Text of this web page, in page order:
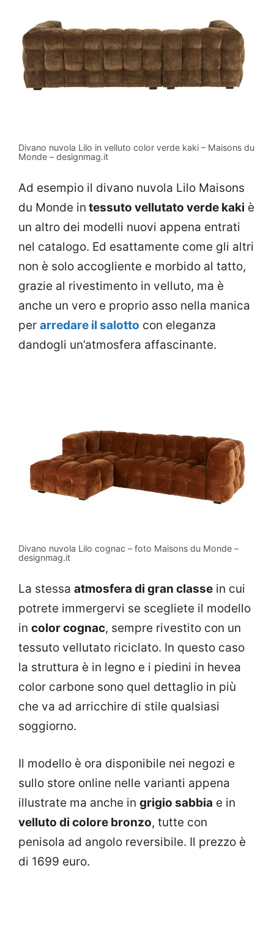
Divano nuvola Lilo in velluto color verde kaki – Maisons du
Monde – designmag.it
Ad esempio il divano nuvola Lilo Maisons
du Monde in tessuto vellutato verde kaki è
un altro dei modelli nuovi appena entrati
nel catalogo. Ed esattamente come gli altri
non è solo accogliente e morbido al tatto,
grazie al rivestimento in velluto, ma è
anche un vero e proprio asso nella manica
per arredare il salotto con eleganza
dandogli un’atmosfera affascinante.
Divano nuvola Lilo cognac – foto Maisons du Monde –
designmag.it
La stessa atmosfera di gran classe in cui
potrete immergervi se scegliete il modello
in color cognac, sempre rivestito con un
tessuto vellutato riciclato. In questo caso
la struttura è in legno e i piedini in hevea
color carbone sono quel dettaglio in più
che va ad arricchire di stile qualsiasi
soggiorno.
Il modello è ora disponibile nei negozi e
sullo store online nelle varianti appena
illustrate ma anche in grigio sabbia e in
velluto di colore bronzo, tutte con
penisola ad angolo reversibile. Il prezzo è
di 1699 euro.